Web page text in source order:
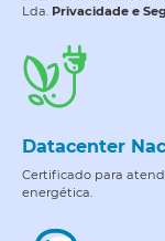
Lda. Privacidade e
Datacenter
Certificado para
energética.